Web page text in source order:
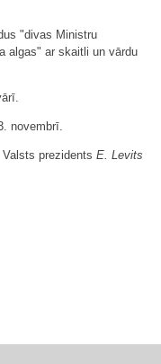
"divas Ministru
algas" ar skaitli un vārdu
novembrī.
Valsts prezidents E. Levits